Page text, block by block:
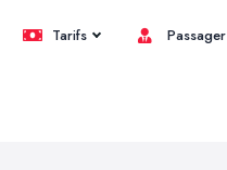
Tarifs Passager